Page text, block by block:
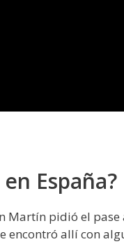
España?
Martín pidió el
encontró allí con